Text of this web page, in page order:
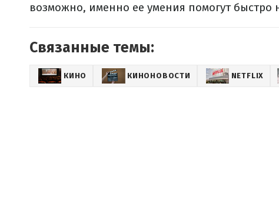
возможно, именно ее умения помогут быстро
Связанные темы:
КИНО КИНОНОВОСТИ NETFLIX